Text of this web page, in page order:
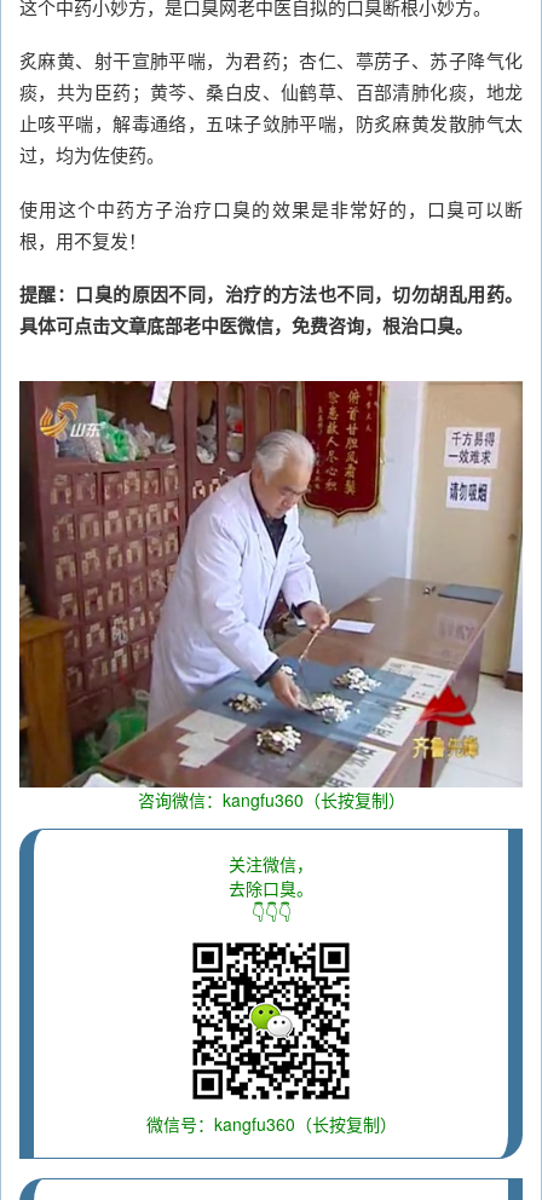
这个中药小妙方，是口臭网老中医自拟的口臭断根小妙方。
炙麻黄、射干宣肺平喘，为君药；杏仁、葶苈子、苏子降气化
痰，共为臣药；黄芩、桑白皮、仙鹤草、百部清肺化痰，地龙
止咳平喘，解毒通络，五味子敛肺平喘，防炙麻黄发散肺气太
过，均为佐使药。
使用这个中药方子治疗口臭的效果是非常好的，口臭可以断
根，用不复发！
提醒：口臭的原因不同，治疗的方法也不同，切勿胡乱用药。
具体可点击文章底部老中医微信，免费咨询，根治口臭。
咨询微信：kangfu360（长按复制）
关注微信，
去除口臭。
👇👇👇
微信号：kangfu360（长按复制）